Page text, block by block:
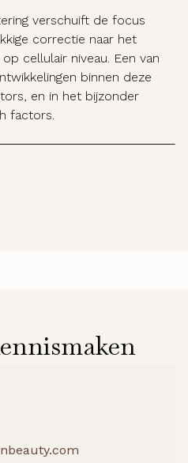
verschuift de focus
correctie naar het
cellulair niveau. Een van
binnen deze
en in het bijzonder
factors.